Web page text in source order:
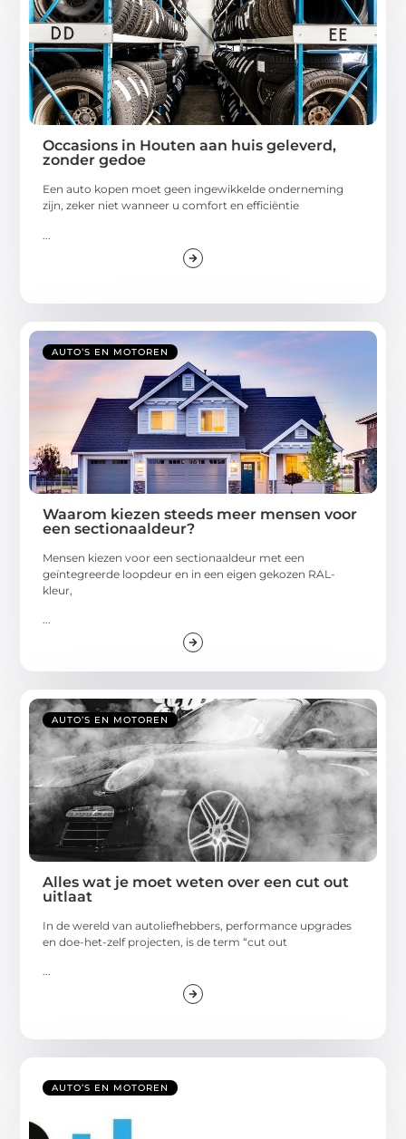
Occasions in Houten aan huis geleverd,
zonder gedoe
Een auto kopen moet geen ingewikkelde onderneming
zijn, zeker niet wanneer u comfort en efficiëntie
AUTO’S EN MOTOREN
Waarom kiezen steeds meer mensen voor
een sectionaaldeur?
Mensen kiezen voor een sectionaaldeur met een
geïntegreerde loopdeur en in een eigen gekozen RAL-
kleur,
AUTO’S EN MOTOREN
Alles wat je moet weten over een cut out
uitlaat
In de wereld van autoliefhebbers, performance upgrades
en doe-het-zelf projecten, is de term “cut out
...
AUTO’S EN MOTOREN